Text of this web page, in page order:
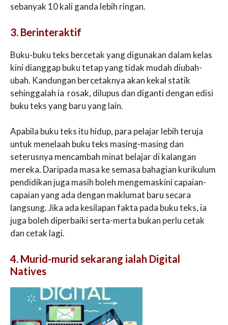
sebanyak 10 kali ganda lebih ringan.
3. Berinteraktif
Buku-buku teks bercetak yang digunakan dalam kelas
kini dianggap buku tetap yang tidak mudah diubah-
ubah. Kandungan bercetaknya akan kekal statik
sehinggalah ia rosak, dilupus dan diganti dengan edisi
buku teks yang baru yang lain.
Apabila buku teks itu hidup, para pelajar lebih teruja
untuk menelaah buku teks masing-masing dan
seterusnya mencambah minat belajar di kalangan
mereka. Daripada masa ke semasa bahagian kurikulum
pendidikan juga masih boleh mengemaskini capaian-
capaian yang ada dengan maklumat baru secara
langsung. Jika ada kesilapan fakta pada buku teks, ia
juga boleh diperbaiki serta-merta bukan perlu cetak
dan cetak lagi.
4. Murid-murid sekarang ialah Digital
Natives